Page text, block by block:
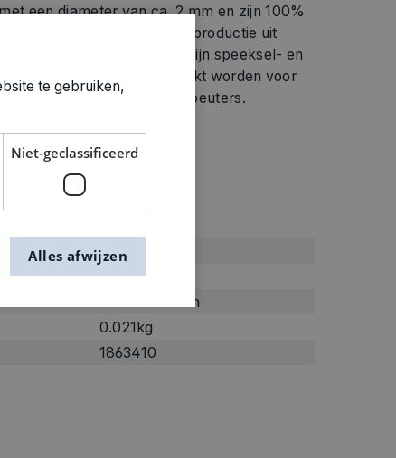
een diameter van ca. 2 mm en zijn 100%
garandeert een productie uit
De houten kralen zijn speeksel- en
ook uitstekend gebruikt worden voor
speelgoed voor baby's en peuters.
Blauw
donkerblauw
Houten kralen
0.021kg
1863410
te gebruiken,
Niet-geclassificeerd
Alles afwijzen